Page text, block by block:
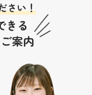
さい！
きる
案内